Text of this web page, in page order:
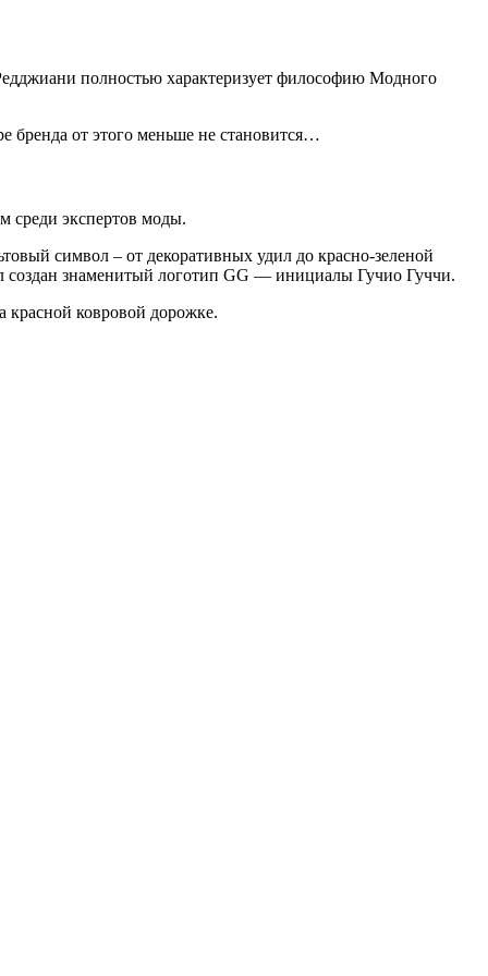
полностью характеризует философию Модного
от этого меньше не становится…
среди экспертов моды.
символ – от декоративных удил до красно-зеленой
создан знаменитый логотип GG — инициалы Гучио Гуччи.
красной ковровой дорожке.